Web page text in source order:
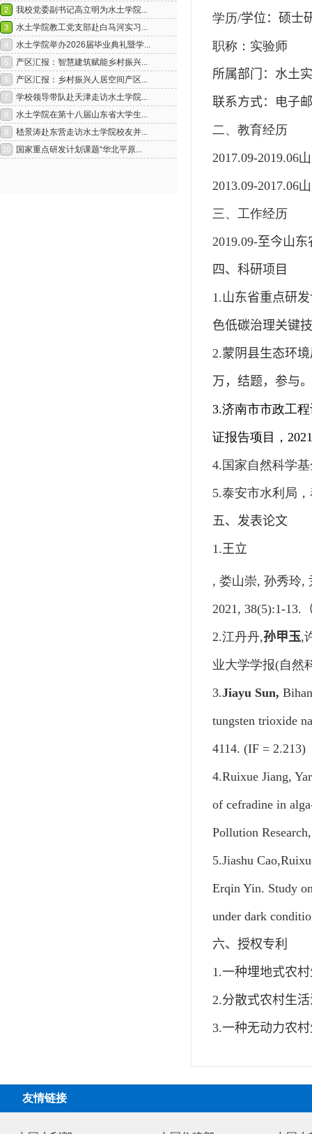
1
学历/学位： 硕士
职称：实验师
所属部门： 水土
联系方式： 电子
二、教育经历
2017.09-2019.06
2013.09-2017.06
三、工作经历
2019.09-至今山
四、科研项目
1.山东省重点研
色低碳治理关键
2.蒙阴县生态环
万，结题，参与。
3.济南市市政工
证报告项目，
4. 国家自然科学
5.泰安市水利局
五、发表论文
1.王立
, 娄山崇, 孙秀玲,
2021, 38(5):1-13.
2.江丹丹,孙甲玉,
业大学学报(自然
3.Jiayu Sun,
tungsten trioxide
4114. (IF = 2.213)
4.Ruixue Jiang,
of cefradine in
Pollution
5.Jiashu Cao,
Erqin Yin. Study
under dark
六、授权专利
1.一种埋地式农
2.分散式农村生
3.一种无动力农
友情链接